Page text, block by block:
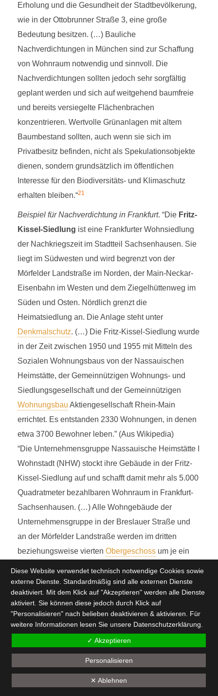
Erholung und die Gesundheit der Stadtbevölkerung,
wie in der Ottobrunner Straße 3, eine große
Bedeutung besitzen. (…) Bauliche
Nachverdichtungen in München sind zur Schaffung
von Wohnraum notwendig und sinnvoll. Die
Nachverdichtungen sollten jedoch sehr sorgfältig
geplant werden und sich auf weitgehend baumfreie
und bereits versiegelte Flächenbrachen
konzentrieren. Wertvolle Grünanlagen mit altem
Baumbestand sollten, auch wenn sie sich im
Privatbesitz befinden, nicht als Spekulationsobjekte
dienen, sondern grundsätzlich im öffentlichen
Interesse für den Biodiversitäts- und Klimaschutz
erhalten bleiben.“21
Beispiel für Nachverdichtung in Frankfurt. “Die Fritz-
Kissel-Siedlung ist eine Frankfurter Wohnsiedlung
der Nachkriegszeit im Stadtteil Sachsenhausen. Sie
liegt im Südwesten und wird begrenzt von der
Mörfelder Landstraße im Norden, der Main-Neckar-
Eisenbahn im Westen und dem Ziegelhüttenweg im
Süden und Osten. Nördlich grenzt die
Heimatsiedlung an. Die Anlage steht unter
Denkmalschutz. (…) Die Fritz-Kissel-Siedlung wurde
in der Zeit zwischen 1950 und 1955 mit Mitteln des
Sozialen Wohnungsbaus von der Nassauischen
Heimstätte, der Gemeinnützigen Wohnungs- und
Siedlungsgesellschaft und der Gemeinnützigen
Wohnungsbau Aktiengesellschaft Rhein-Main
errichtet. Es entstanden 2330 Wohnungen, in denen
etwa 3700 Bewohner leben.” (Aus Wikipedia)
“Die Unternehmensgruppe Nassauische Heimstätte I
Wohnstadt (NHW) stockt ihre Gebäude in der Fritz-
Kissel-Siedlung auf und schafft damit mehr als 5.000
Quadratmeter bezahlbaren Wohnraum in Frankfurt-
Sachsenhausen. (…) Alle Wohngebäude der
Unternehmensgruppe in der Breslauer Straße und
an der Mörfelder Landstraße werden im dritten
beziehungsweise vierten Obergeschossum je ein
Ziegelhüttenweg um je zwei Vollgeschosse.
Insgesamt baut Hessens landeseigene
Wohnungsbaugesellschaft damit rund 5.100
Quadratmeter neuen Wohnraum. 22 der 82
Mietwohnungen werden über den ersten und zweiten
Förderweg gefördert, die Förderquote liegt somit bei
knapp 30 Prozent.”22Der östliche Teil derFritz-
umfasst 32 Häuser: 24 gehören
Diese Website verwendet technisch notwendige Cookies sowie
externe Dienste. Standardmäßig sind alle externen Dienste
deaktiviert. Mit dem Klick auf "Akzeptieren" werden alle Dienste
aktiviert. Sie können diese jedoch durch Klick auf
"Personalisieren" nach belieben deaktivieren & aktivieren. Für
weitere Informationen lesen Sie unsere Datenschutzerklärung.
✓ Akzeptieren
Personalisieren
✕ Ablehnen